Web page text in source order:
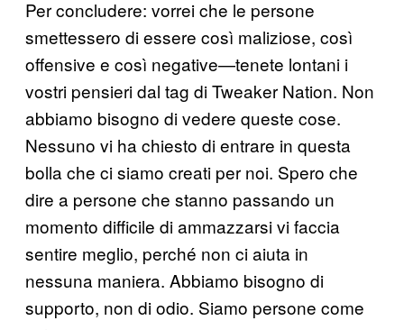
Per concludere: vorrei che le persone
smettessero di essere così maliziose, così
offensive e così negative—tenete lontani i
vostri pensieri dal tag di Tweaker Nation. Non
abbiamo bisogno di vedere queste cose.
Nessuno vi ha chiesto di entrare in questa
bolla che ci siamo creati per noi. Spero che
dire a persone che stanno passando un
momento difficile di ammazzarsi vi faccia
sentire meglio, perché non ci aiuta in
nessuna maniera. Abbiamo bisogno di
supporto, non di odio. Siamo persone come